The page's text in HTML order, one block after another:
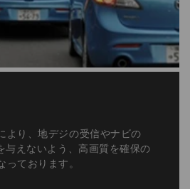
より、地デジの受信やナビの
与えないよう、高画質を確保の
っております。